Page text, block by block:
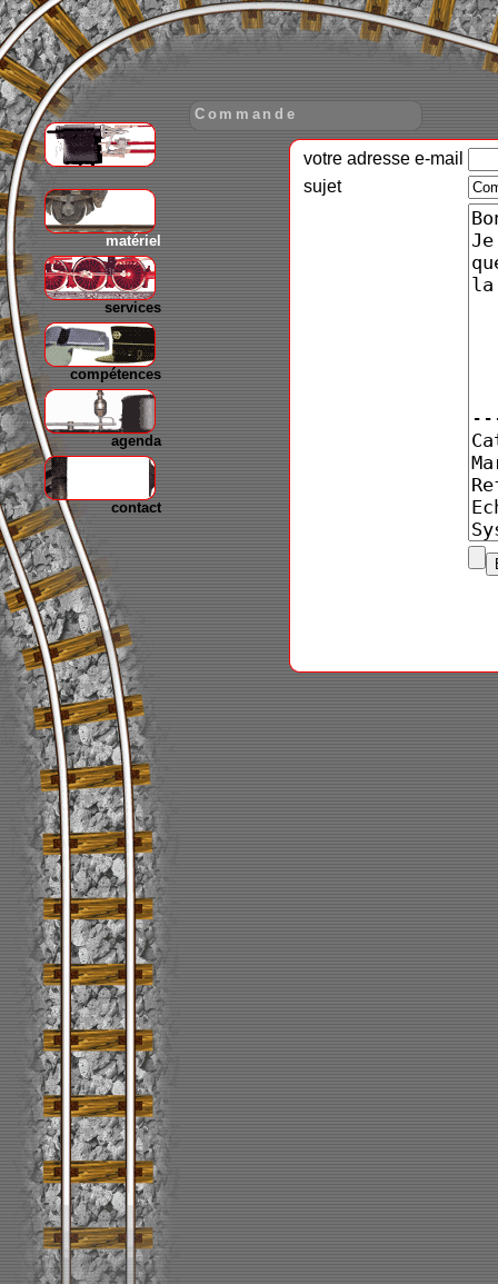
matériel
services
compétences
agenda
contact
Commande
votre adresse e-mail
sujet